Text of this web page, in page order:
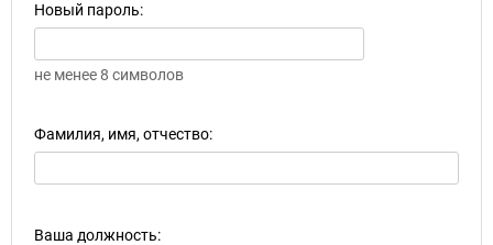
Новый пароль:
не менее 8 символов
Фамилия, имя, отчество:
Ваша должность: